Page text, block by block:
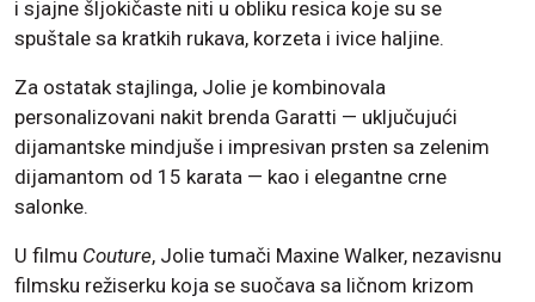
i sjajne šljokičaste niti u obliku resica koje su se
spuštale sa kratkih rukava, korzeta i ivice haljine.
Za ostatak stajlinga, Jolie je kombinovala
personalizovani nakit brenda Garatti — uključujući
dijamantske mindjuše i impresivan prsten sa zelenim
dijamantom od 15 karata — kao i elegantne crne
salonke.
U filmu Couture, Jolie tumači Maxine Walker, nezavisnu
filmsku režiserku koja se suočava sa ličnom krizom